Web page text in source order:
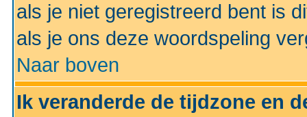
als je niet geregistreerd bent is
als je ons deze woordspeling
Naar boven
Ik veranderde de tijdzone en